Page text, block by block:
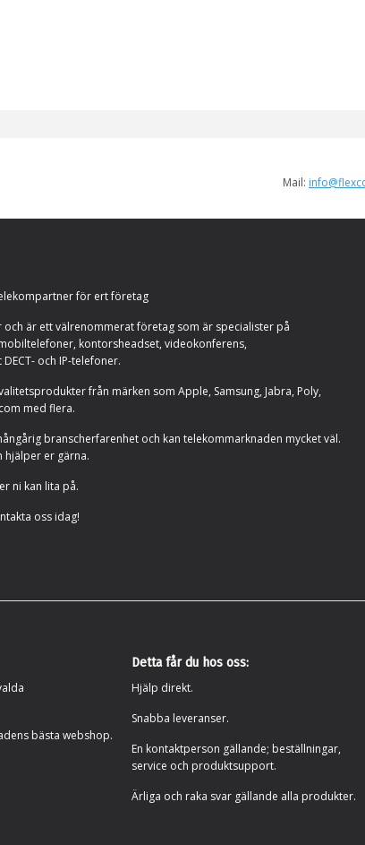
Mail:
för ert företag
och är ett välrenommerat företag som är specialister på
kontorsheadset, videokonferens,
och IP-telefoner.
från märken som Apple, Samsung, Jabra, Poly,
med flera.
branscherfarenhet och kan telekommarknaden mycket väl.
hjälper er gärna.
ni kan lita på.
oss idag!
bästa webshop.
Detta får du hos oss:
Hjälp direkt.
Snabba leveranser.
En kontaktperson gällande; beställningar,
service och produktsupport.
Ärliga och raka svar gällande alla produkter.